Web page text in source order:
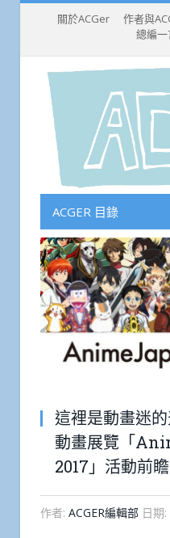
關於ACGer 作者與
總編一
ACGER 目錄
這裡是動畫迷
動畫展覽「
2017」活動前瞻
作者: ACGER編輯部 日期: